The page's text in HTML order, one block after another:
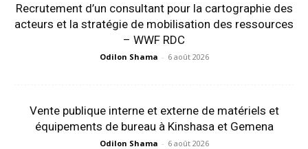
Recrutement d’un consultant pour la cartographie des
acteurs et la stratégie de mobilisation des ressources
– WWF RDC
Odilon Shama - 6 août 2026
Vente publique interne et externe de matériels et
équipements de bureau à Kinshasa et Gemena
Odilon Shama - 6 août 2026